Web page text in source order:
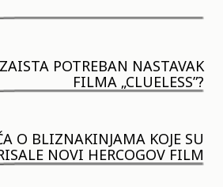
POTREBAN NASTAVAK
FILMA „CLUELESS”?
O BLIZNAKINJAMA KOJE SU
NOVI HERCOGOV FILM